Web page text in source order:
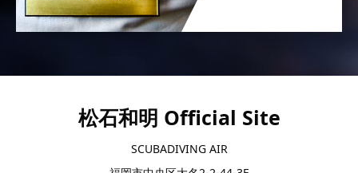
松石和明 Official Site
SCUBADIVING AIR